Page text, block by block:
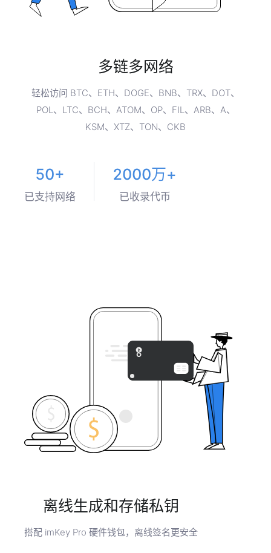
多链多网络
轻松访问 BTC、ETH、DOGE、BNB、TRX、DOT、
POL、LTC、BCH、ATOM、OP、FIL、ARB、A、
KSM、XTZ、TON、CKB
50+
已支持网络
2000万+
已收录代币
离线生成和存储私钥
搭配 imKey Pro 硬件钱包，离线签名更安全